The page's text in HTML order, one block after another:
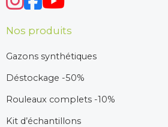
Nos produits
Gazons synthétiques
Déstockage -50%
Rouleaux complets -10%
Kit d’échantillons